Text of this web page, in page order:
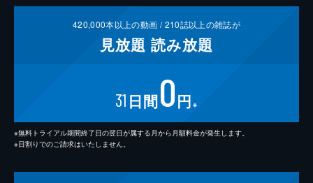
420,000本以上の動画 /210誌以上の雑誌が
見放題 読み放題
31 日間0円 ※
※無料トライアル期間終了日の翌日が属する月から月額料金が発生します。
※日割りでのご請求はいたしません。